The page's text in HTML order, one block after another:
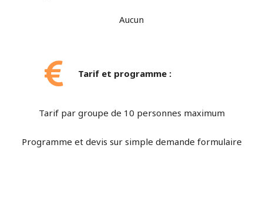
Aucun
Tarif et programme :
Tarif par groupe de 10 personnes maximum
Programme et devis sur simple demande formulaire